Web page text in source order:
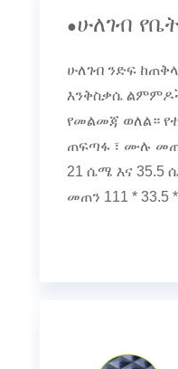
●ሁለገብ
ሁለገብ ንድፍ
እንቅስቃሴ
የመልመጃ ወለል።
ጠፍጣፋ ፣ ሙሉ
21 ሴሜ እና 35.5
መጠን 111 * 33.5